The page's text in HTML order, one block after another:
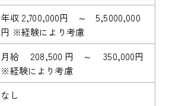
年収 2,700,000円 ～ 5,5000,000
円 ※経験により考慮
月給 208,500 円 ～ 350,000円
※経験により考慮
なし